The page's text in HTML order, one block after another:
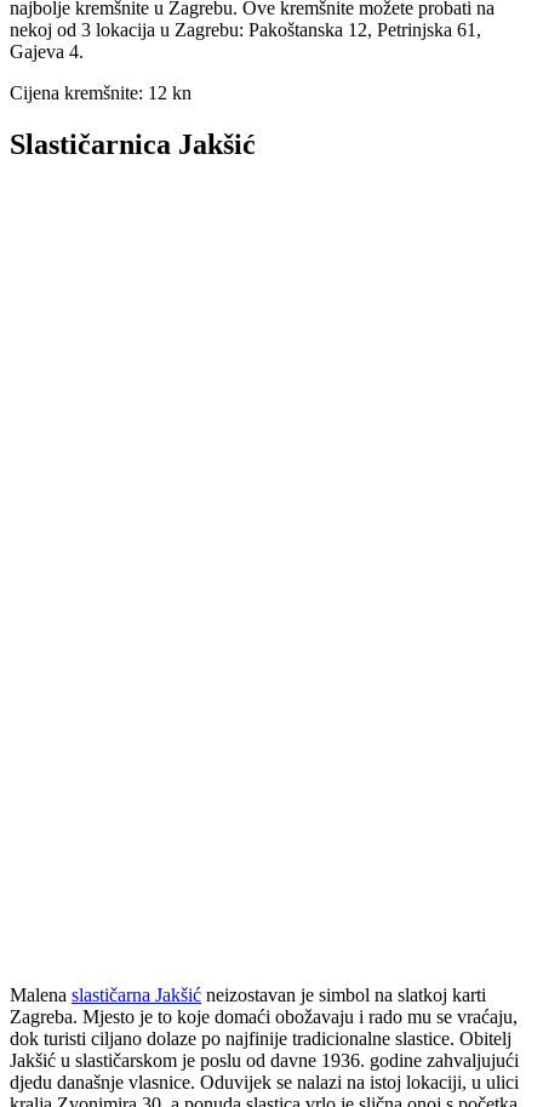
najbolje kremšnite u Zagrebu. Ove kremšnite možete probati na
nekoj od 3 lokacija u Zagrebu: Pakoštanska 12, Petrinjska 61,
Gajeva 4.
Cijena kremšnite: 12 kn
Slastičarnica Jakšić
Malena slastičarna Jakšić neizostavan je simbol na slatkoj karti
Zagreba. Mjesto je to koje domaći obožavaju i rado mu se vraćaju,
dok turisti ciljano dolaze po najfinije tradicionalne slastice. Obitelj
Jakšić u slastičarskom je poslu od davne 1936. godine zahvaljujući
djedu današnje vlasnice. Oduvijek se nalazi na istoj lokaciji, u ulici